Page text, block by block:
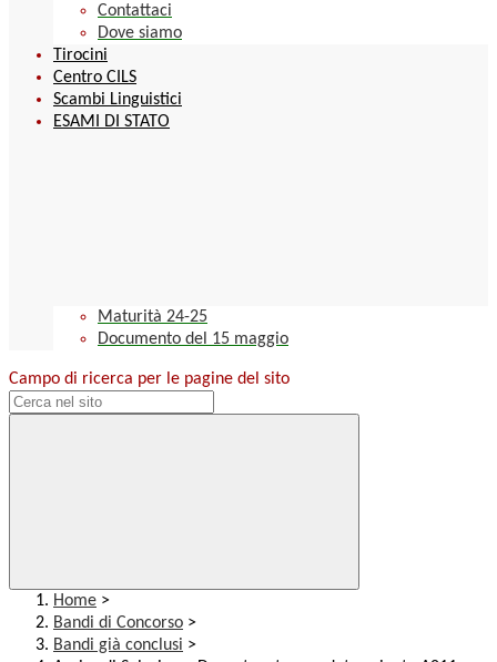
Contattaci
Dove siamo
Tirocini
Centro CILS
Scambi Linguistici
ESAMI DI STATO
Maturità 24-25
Documento del 15 maggio
Campo di ricerca per le pagine del sito
Home >
Bandi di Concorso >
Bandi già conclusi >